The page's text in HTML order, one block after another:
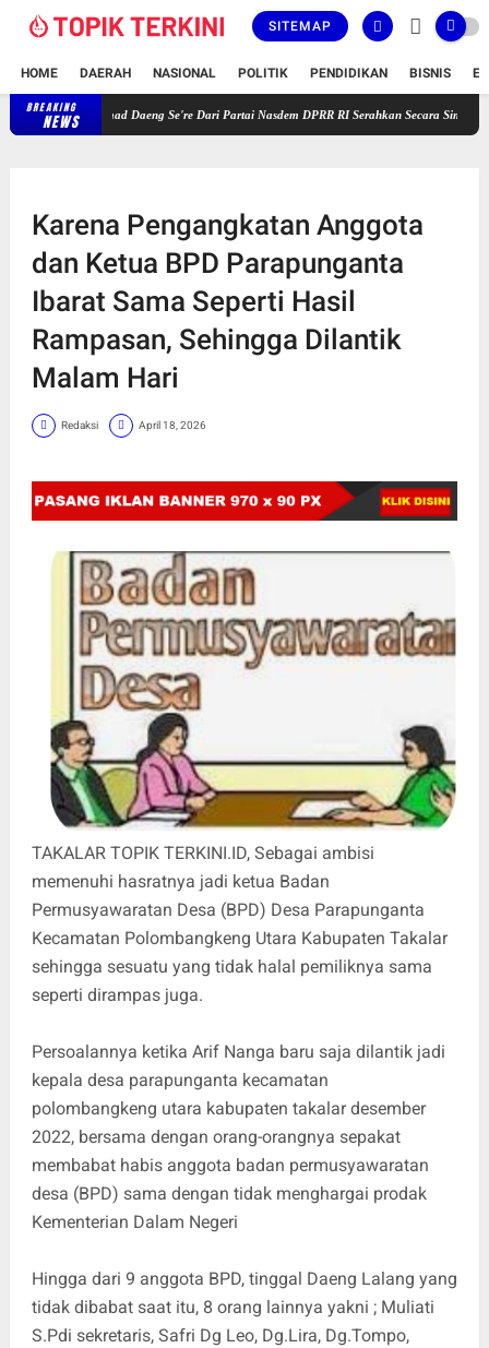
SITEMAP
HOME DAERAH NASIONAL POLITIK PENDIDIKAN BISNIS
BREAKING
NEWS Gelar Reses Masa Persidangan V Tahun 2025-2026, H. Ahmad Daeng
Karena Pengangkatan Anggota
dan Ketua BPD Parapunganta
Ibarat Sama Seperti Hasil
Rampasan, Sehingga Dilantik
Malam Hari
Redaksi April 18, 2026
TAKALAR TOPIK TERKINI.ID, Sebagai ambisi
memenuhi hasratnya jadi ketua Badan
Permusyawaratan Desa (BPD) Desa Parapunganta
Kecamatan Polombangkeng Utara Kabupaten Takalar
sehingga sesuatu yang tidak halal pemiliknya sama
seperti dirampas juga.
Persoalannya ketika Arif Nanga baru saja dilantik jadi
kepala desa parapunganta kecamatan
polombangkeng utara kabupaten takalar desember
2022, bersama dengan orang-orangnya sepakat
membabat habis anggota badan permusyawaratan
desa (BPD) sama dengan tidak menghargai prodak
Kementerian Dalam Negeri
Hingga dari 9 anggota BPD, tinggal Daeng Lalang yang
tidak dibabat saat itu, 8 orang lainnya yakni ; Muliati
S.Pdi sekretaris, Safri Dg Leo, Dg.Lira, Dg.Tompo,